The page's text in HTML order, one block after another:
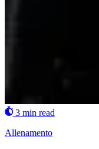
3 min read
Allenamento